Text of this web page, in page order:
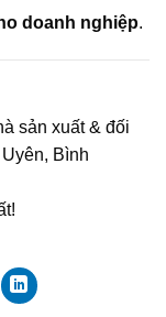
doanh nghiệp.
sản xuất & đối
Bình